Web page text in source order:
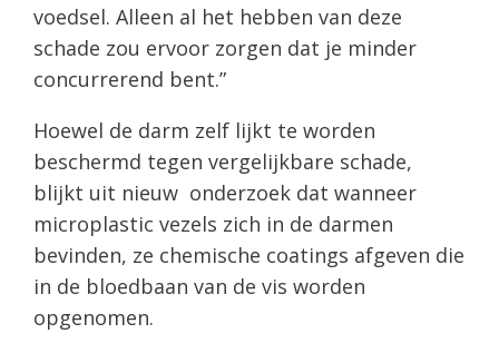
voedsel. Alleen al het hebben van deze
schade zou ervoor zorgen dat je minder
concurrerend bent.”
Hoewel de darm zelf lijkt te worden
beschermd tegen vergelijkbare schade,
blijkt uit nieuw onderzoek dat wanneer
microplastic vezels zich in de darmen
bevinden, ze chemische coatings afgeven die
in de bloedbaan van de vis worden
opgenomen.